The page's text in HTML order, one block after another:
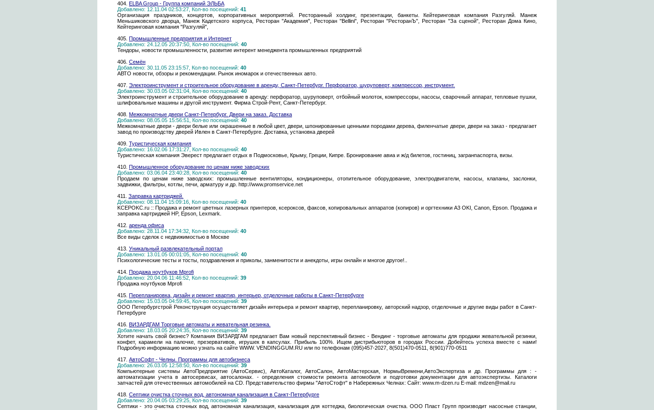
404. ELBA Group - Группа компаний ЭЛЬБА
Добавлено: 12.11.04 02:53:27, Кол-во посещений: 41
Организация праздников, концертов, корпоративных мероприятий. Ресторанный холдинг, презентации, банкеты. Кейтеринговая компания Разгуляй. Манеж
Меньшиковского дворца, Манеж Кадетского корпуса, Ресторан "Академия", Ресторан "Bellini", Ресторан "РесторанЪ", Ресторан "За сценой", Ресторан Дома Кино,
Кейтеринговая компания "Разгуляй",
405. Промышленные предприятия и Интернет
Добавлено: 24.12.05 20:37:50, Кол-во посещений: 40
Тендоры, новости промышленности, развитие интерент менеджента промышленных предприятий
406. Семён
Добавлено: 30.11.05 23:15:57, Кол-во посещений: 40
АВТО новости, обзоры и рекомендации. Рынок иномарок и отечественных авто.
407. Электроинструмент и строительное оборудование в аренду, Санкт-Петербург. Перфоратор, шуруповерт, компрессор, инструмент.
Добавлено: 30.03.05 02:31:04, Кол-во посещений: 40
Электроинструмент и строительное оборудование в аренду: перфоратор, шуруповерт, отбойный молоток, компрессоры, насосы, сварочный аппарат, тепловые пушки,
шлифовальные машины и другой инструмент. Фирма Строй-Рент, Санкт-Петербург.
408. Межкомнатные двери Санкт-Петербург. Двери на заказ. Доставка
Добавлено: 08.05.05 15:56:51, Кол-во посещений: 40
Межкомнатные двери - двери белые или окрашенные в любой цвет, двери, шпонированные ценными породами дерева, филенчатые двери, двери на заказ - предлагает
завод по производству дверей Ивлен в Санкт-Петербурге. Доставка, установка дверей
409. Туристическая компания
Добавлено: 16.02.06 17:31:27, Кол-во посещений: 40
Туристическая компания Эверест предлагает отдых в Подмосковье, Крыму, Греции, Кипре. Бронирование авиа и ж/д билетов, гостиниц, загранпаспорта, визы.
410. Промышленное оборудование по ценам ниже заводских
Добавлено: 03.06.04 23:40:28, Кол-во посещений: 40
Продаем по ценам ниже заводских: промышленные вентиляторы, кондиционеры, отопительное оборудование, электродвигатели, насосы, клапаны, заслонки,
задвижки, фильтры, котлы, печи, арматуру и др. http://www.promservice.net
411. Заправка картриджей.
Добавлено: 08.11.04 15:09:16, Кол-во посещений: 40
KCEPOKC.ru :: Продажа и ремонт цветных лазерных принтеров, ксероксов, факсов, копировальных аппаратов (копиров) и оргтехники А3 OKI, Canon, Epson. Продажа и
заправка картриджей HP, Epson, Lexmark.
412. аренда офиса
Добавлено: 28.11.04 17:34:32, Кол-во посещений: 40
Все виды сделок с недвижимостью в Москве
413. Уникальный развлекательный портал
Добавлено: 13.01.05 00:01:05, Кол-во посещений: 40
Психологические тесты и тосты, поздравления и приколы, занменитости и анекдоты, игры онлайн и многое другое!..
414. Продажа ноутбуков Mprofi
Добавлено: 20.04.06 11:46:52, Кол-во посещений: 39
Продажа ноутбуков Mprofi
415. Перепланировка, дизайн и ремонт квартир, интерьер, отделочные работы в Санкт-Петербурге
Добавлено: 15.03.05 04:59:45, Кол-во посещений: 39
ООО Петербургстрой Реконструкция осуществляет дизайн интерьера и ремонт квартир, перепланировку, авторский надзор, отделочные и другие виды работ в Санкт-
Петербурге
416. ВИЗАРДГАМ Торговые автоматы и жевательная резинка.
Добавлено: 18.03.05 20:24:35, Кол-во посещений: 39
Хотите начать свой бизнес? Компания ВИЗАРДГАМ предлагает Вам новый перспективный бизнес - Вендинг - торговые автоматы для продажи жевательной резинки,
конфет, карамели на палочке, презервативов, игрушек в капсулах. Прибыль 100%. Ищем дистрибьюторов в городах России. Добейтесь успеха вместе с нами!
Подробную информацию можно узнать на сайте WWW. VENDINGGUM.RU или по телефонам (095)457-2027, 8(501)470-0511, 8(901)770-0511
417. АвтоСофт - Челны. Программы для автобизнеса
Добавлено: 26.03.05 12:58:50, Кол-во посещений: 39
Компьютерные системы АвтоПредприятие (АвтоСервис), АвтоКаталог, АвтоСалон, АвтоМастерская, НормыВремени,АвтоЭкспертиза и др. Программы для : -
автоматизации учета в автосервисах, автосалонах. - определения стоимости ремонта автомобиля и подготовки документации для автоэкспертизы. Каталоги
запчастей для отечественных автомобилей на CD. Представительство фирмы "АвтоСтофт" в Набережных Челнах: Сайт: www.m-dzen.ru E-mail: mdzen@mail.ru
418. Септики очистка сточных вод, автономная канализация в Санкт-Петербурге
Добавлено: 20.04.05 03:29:25, Кол-во посещений: 39
Септики - это очистка сточных вод, автономная канализация, канализация для коттеджа, биологическая очистка. ООО Пласт Групп производит насосные станции,